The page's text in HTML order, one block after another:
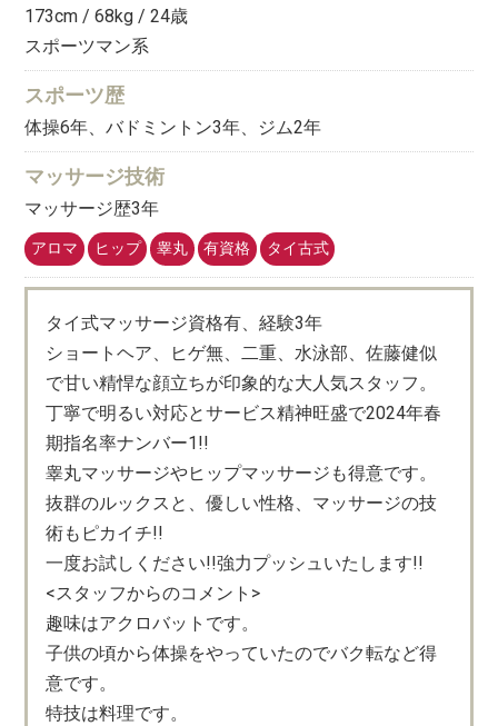
173cm / 68kg / 24歳
スポーツマン系
スポーツ歴
体操6年、バドミントン3年、ジム2年
マッサージ技術
マッサージ歴3年
アロマ ヒップ 睾丸 有資格 タイ古式
タイ式マッサージ資格有、経験3年
ショートヘア、ヒゲ無、二重、水泳部、佐藤健似
で甘い精悍な顔立ちが印象的な大人気スタッフ。
丁寧で明るい対応とサービス精神旺盛で2024年春
期指名率ナンバー1!!
睾丸マッサージやヒップマッサージも得意です。
抜群のルックスと、優しい性格、マッサージの技
術もピカイチ!!
一度お試しください!!強力プッシュいたします!!
<スタッフからのコメント>
趣味はアクロバットです。
子供の頃から体操をやっていたのでバク転など得
意です。
特技は料理です。